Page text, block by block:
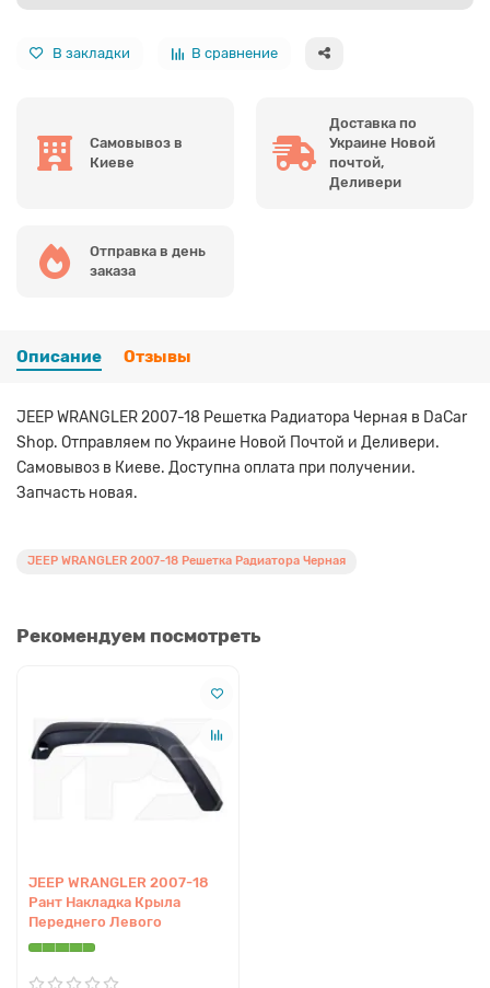
В закладки В сравнение
Самовывоз в
Киеве
Доставка по
Украине Новой
почтой,
Деливери
Отправка в день
заказа
Описание Отзывы
JEEP WRANGLER 2007-18 Решетка Радиатора Черная в DaCar
Shop. Отправляем по Украине Новой Почтой и Деливери.
Самовывоз в Киеве. Доступна оплата при получении.
Запчасть новая.
JEEP WRANGLER 2007-18 Решетка Радиатора Черная
Рекомендуем посмотреть
JEEP WRANGLER 2007-18
Рант Накладка Крыла
Переднего Левого